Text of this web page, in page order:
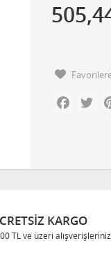
Bilgileriniz